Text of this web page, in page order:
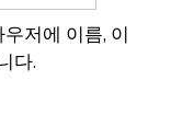
저에 이름, 이
다.